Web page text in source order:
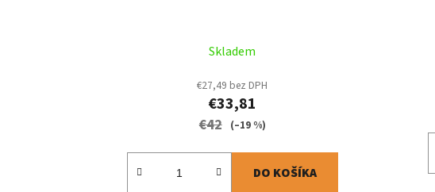
Skladem
€27,49 bez DPH
€33,81
€42 (–19 %)
DO KOŠÍKA